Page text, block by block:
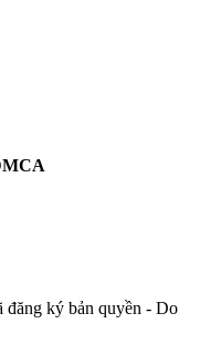
ký bản quyền - Do